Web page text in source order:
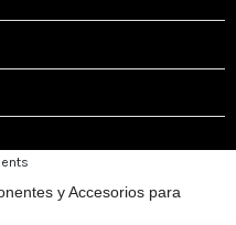
y Accesorios para